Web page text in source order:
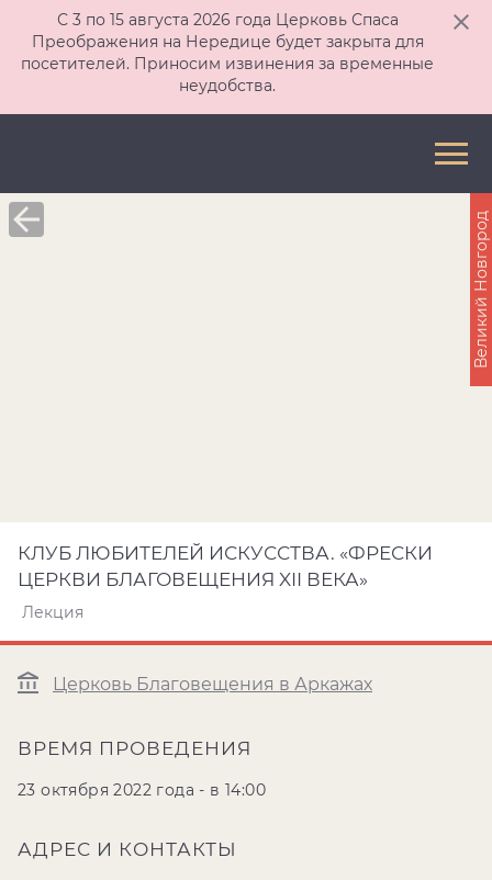
С 3 по 15 августа 2026 года Церковь Спаса
Преображения на Нередице будет закрыта для
посетителей. Приносим извинения за временные
неудобства.
КЛУБ ЛЮБИТЕЛЕЙ ИСКУССТВА. «ФРЕСКИ
ЦЕРКВИ БЛАГОВЕЩЕНИЯ XII ВЕКА»
Лекция
Церковь Благовещения в Аркажах
ВРЕМЯ ПРОВЕДЕНИЯ
23 октября 2022 года - в 14:00
АДРЕС И КОНТАКТЫ
Великий Новгород